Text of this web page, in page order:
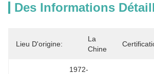
Des Informations
Lieu D'origine:
La
Chine
1972-